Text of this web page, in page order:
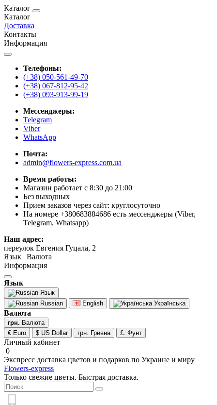
Каталог
Каталог
Доставка
Контакты
Информация
Телефоны:
(+38) 050-561-49-70
(+38) 067-812-95-42
(+38) 093-913-99-19
Мессенджеры:
Telegram
Viber
WhatsApp
Почта:
admin@flowers-express.com.ua
Время работы:
Магазин работает с 8:30 до 21:00
Без выходных
Прием заказов через сайт: круглосуточно
На номере +380683884686 есть мессенджеры (Viber,
Telegram, Whatsapp)
Наш адрес:
переулок Евгения Гуцала, 2
Язык | Валюта
Информация
Язык
Язык
Russian
English Українська
Валюта
грн. Валюта
€ Euro
$ US Dollar грн. Гривна £. Фунт
Личный кабинет
0
Экспресс доставка цветов и подарков по Украине и миру
Flowers-express
Только свежие цветы. Быстрая доставка.